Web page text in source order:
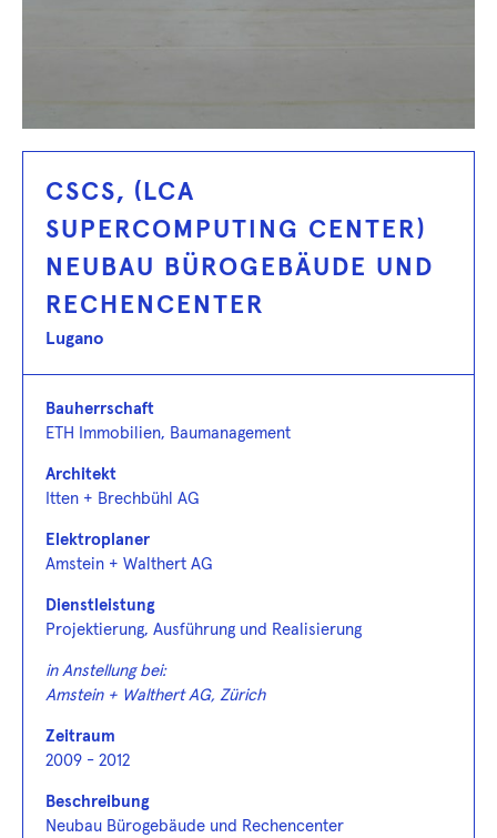
CSCS, (LCA
SUPERCOMPUTING CENTER)
NEUBAU BÜROGEBÄUDE UND
RECHENCENTER
Lugano
Bauherrschaft
ETH Immobilien, Baumanagement
Architekt
Itten + Brechbühl AG
Elektroplaner
Amstein + Walthert AG
Dienstleistung
Projektierung, Ausführung und Realisierung
in Anstellung bei:
Amstein + Walthert AG, Zürich
Zeitraum
2009 - 2012
Beschreibung
Neubau Bürogebäude und Rechencenter